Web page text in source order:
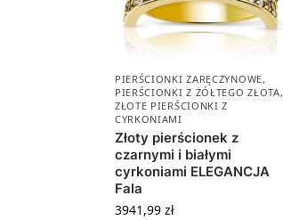
PIERŚCIONKI ZARĘCZYNOWE,
PIERŚCIONKI Z ŻÓŁTEGO ZŁOTA,
ZŁOTE PIERŚCIONKI Z
CYRKONIAMI
Złoty pierścionek z
czarnymi i białymi
cyrkoniami ELEGANCJA
Fala
3941,99 zł